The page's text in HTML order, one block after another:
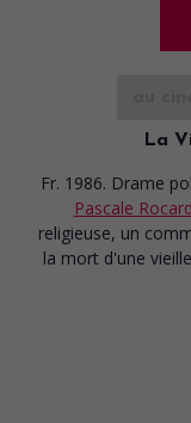
La
Fr. 1986. Drame
Pascale Rocard
religieuse, un
la mort d'une